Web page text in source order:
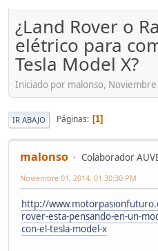
¿Land Rover o
elétrico para
Tesla Model X?
Iniciado por malonso,
IR ABAJO Páginas 1
malonso Colaborador
Noviembre 01, 2014, 01:30:30 PM
http://
rover-esta-pensando-en-un-
con-el-tesla-model-x